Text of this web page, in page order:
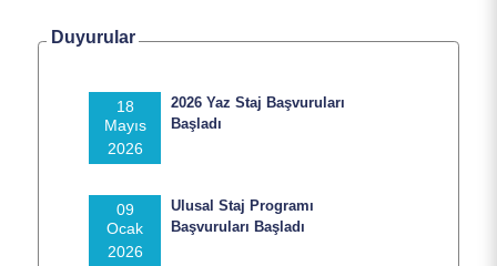
Duyurular
18
Mayıs
2026
2026 Yaz Staj Başvuruları
Başladı
09
Ocak
2026
Ulusal Staj Programı
Başvuruları Başladı